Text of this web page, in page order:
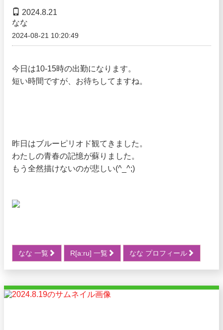
2024.8.21
なな
2024-08-21 10:20:49
今日は10-15時の出勤になります。
短い時間ですが、お待ちしてますね。
昨日はブルーピリオド観てきました。
わたしの青春の記憶が蘇りました。
もう全然描けないのが悲しい(^_^;)
なな 一覧 R[a:ru] 一覧 なな プロフィール